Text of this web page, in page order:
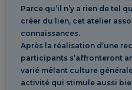
Parce qu’il n’y a rien de tel
créer du lien, cet atelier
connaissances.
Après la réalisation d’une
participants s’affronteront
varié mêlant culture
activité qui stimule aussi